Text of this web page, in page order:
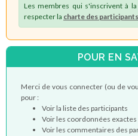
Les membres qui s'inscrivent à
respecter la charte des participants
POUR EN
Merci de vous connecter (ou de
pour :
Voir la liste des participants
Voir les coordonnées exactes
Voir les commentaires des